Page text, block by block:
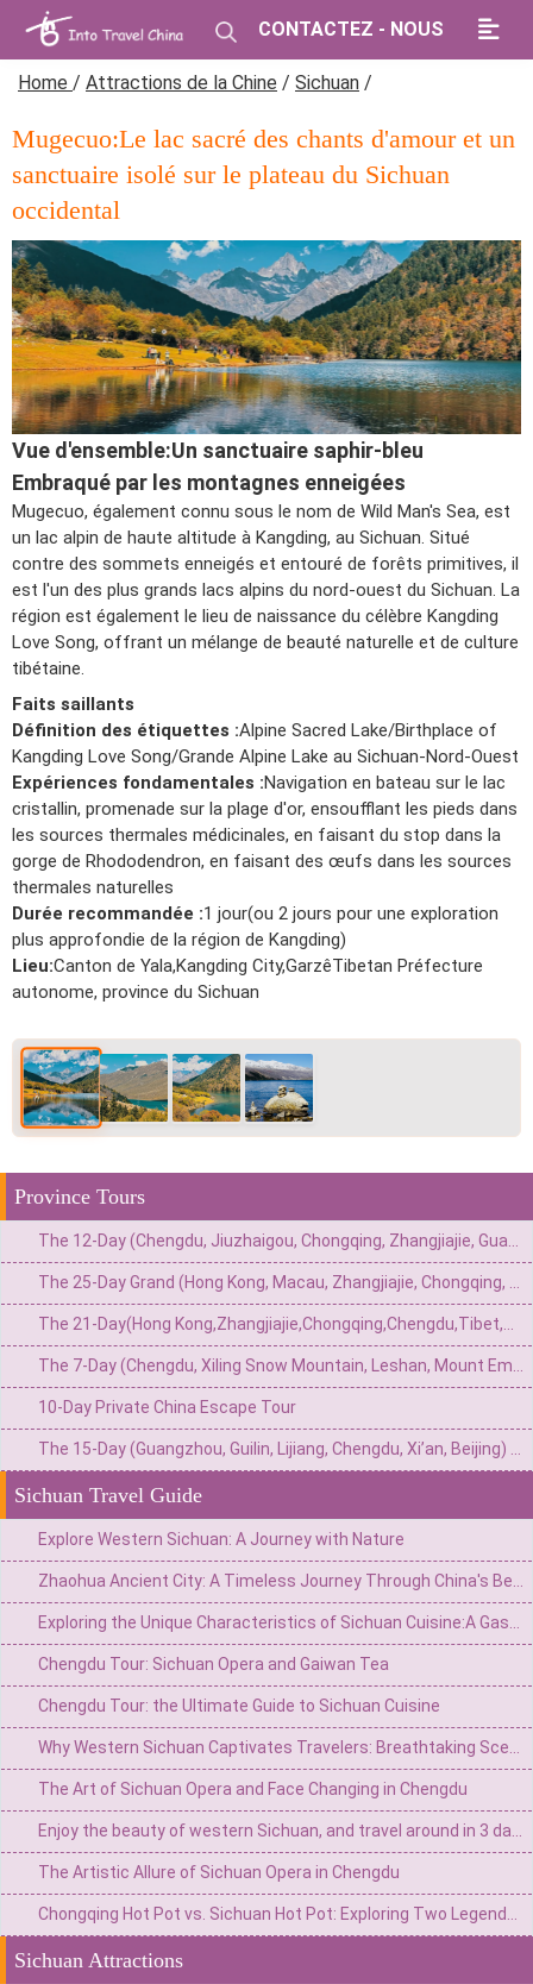
CONTACTEZ - NOUS
Home / Attractions de la Chine / Sichuan /
Mugecuo:Le lac sacré des chants d'amour et un
sanctuaire isolé sur le plateau du Sichuan
occidental
Vue d'ensemble:Un sanctuaire saphir-bleu
Embraqué par les montagnes enneigées
Mugecuo, également connu sous le nom de Wild Man's Sea, est
un lac alpin de haute altitude à Kangding, au Sichuan. Situé
contre des sommets enneigés et entouré de forêts primitives, il
est l'un des plus grands lacs alpins du nord-ouest du Sichuan. La
région est également le lieu de naissance du célèbre Kangding
Love Song, offrant un mélange de beauté naturelle et de culture
tibétaine.
Faits saillants
Définition des étiquettes :Alpine Sacred Lake/Birthplace of
Kangding Love Song/Grande Alpine Lake au Sichuan-Nord-Ouest
Expériences fondamentales :Navigation en bateau sur le lac
cristallin, promenade sur la plage d'or, ensoufflant les pieds dans
les sources thermales médicinales, en faisant du stop dans la
gorge de Rhododendron, en faisant des œufs dans les sources
thermales naturelles
Durée recommandée :1 jour(ou 2 jours pour une exploration
plus approfondie de la région de Kangding)
Lieu:Canton de Yala,Kangding City,GarzêTibetan Préfecture
autonome, province du Sichuan
Province Tours
10-Day Private China Escape Tour
Sichuan Travel Guide
Explore Western Sichuan: A Journey with Nature
Chengdu Tour: Sichuan Opera and Gaiwan Tea
Chengdu Tour: the Ultimate Guide to Sichuan Cuisine
The Art of Sichuan Opera and Face Changing in Chengdu
The Artistic Allure of Sichuan Opera in Chengdu
Sichuan Attractions